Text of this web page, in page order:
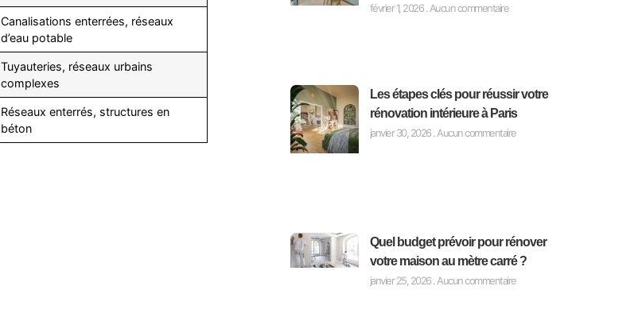
Canalisations enterrées, réseaux
d’eau potable
Tuyauteries, réseaux urbains
complexes
Réseaux enterrés, structures en
béton
février 1, 2026 Aucun commentaire
Les étapes clés pour réussir votre
rénovation intérieure à Paris
janvier 30, 2026 Aucun commentaire
Quel budget prévoir pour rénover
votre maison au mètre carré ?
janvier 25, 2026 Aucun commentaire